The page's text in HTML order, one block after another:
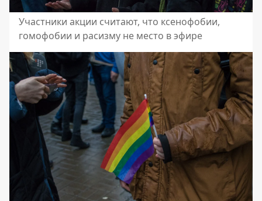
Участники акции считают, что ксенофобии,
гомофобии и расизму не место в эфире